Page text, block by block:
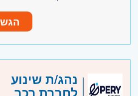
אנגלית ברמה טובה
משרה מלאה
קוד משרה:57081
וגבעתיים, בקעת אונו וגבעת
נהג/ת שינוע
לחברת רכב